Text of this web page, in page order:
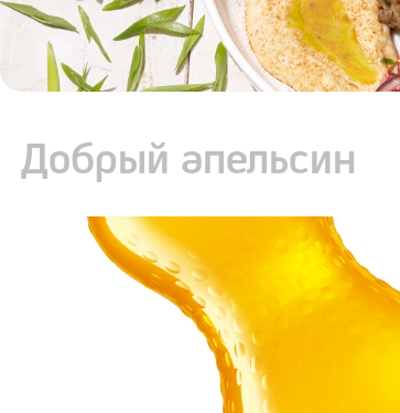
Добрый апельсин